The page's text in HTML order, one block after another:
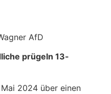
AfD
prügeln 13-
2024 über einen